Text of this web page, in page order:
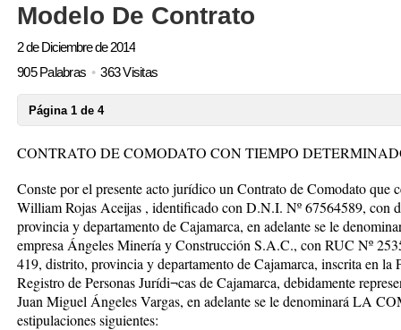
Registrarse
Iniciar sesión
Modelo De Contrato
2 de Diciembre de 2014
905 Palabras
363 Visitas
Página 1 de 4
CONTRATO DE COMODATO CON TIEMPO
Conste por el presente acto jurídico un Contrato de Comodato que
William Rojas Aceijas , identificado con D.N.I. Nº 67564589, con
provincia y departamento de Cajamarca, en adelante se le
empresa Ángeles Minería y Construcción S.A.C., con RUC Nº
419, distrito, provincia y departamento de Cajamarca, inscrita en la
Registro de Personas Jurídi¬cas de Cajamarca, debidamente
Juan Miguel Ángeles Vargas, en adelante se le denominará LA
estipulaciones siguientes: